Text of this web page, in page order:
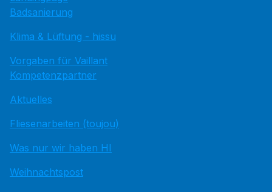
Badsanierung
Klima & Lüftung - hissu
Vorgaben für Vaillant
Kompetenzpartner
Aktuelles
Fliesenarbeiten (toujou)
Was nur wir haben HI
Weihnachtspost